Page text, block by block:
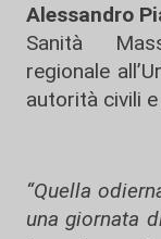
Alessandro
Sanità
regionale
autorità civili
“Quella
una giornata